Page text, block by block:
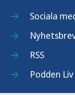
Sociala
RSS
Podden